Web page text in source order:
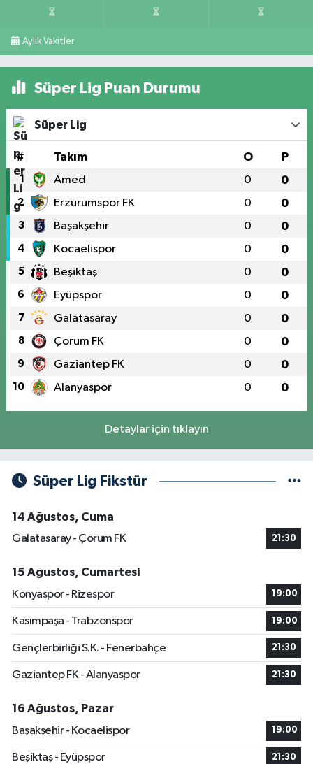
Aylık Vakitler
Süper Lig Puan Durumu
Süper Lig
# Takım O P
1 Amed 0 0
2 Erzurumspor FK 0 0
3 Başakşehir 0 0
4 Kocaelispor 0 0
5 Beşiktaş 0 0
6 Eyüpspor 0 0
7 Galatasaray 0 0
8 Çorum FK 0 0
9 Gaziantep FK 0 0
10 Alanyaspor 0 0
Detaylar için tıklayın
Süper Lig Fikstür
14 Ağustos, Cuma
Galatasaray - Çorum FK
21:30
15 Ağustos, Cumartesi
Konyaspor - Rizespor
19:00
Kasımpaşa - Trabzonspor 19:00
Gençlerbirliği S.K. - Fenerbahçe 21:30
Gaziantep FK - Alanyaspor 21:30
16 Ağustos, Pazar
Başakşehir - Kocaelispor
19:00
Beşiktaş - Eyüpspor 21:30